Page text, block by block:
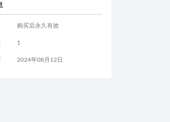
购买后永久有效
1
2024年08月12日